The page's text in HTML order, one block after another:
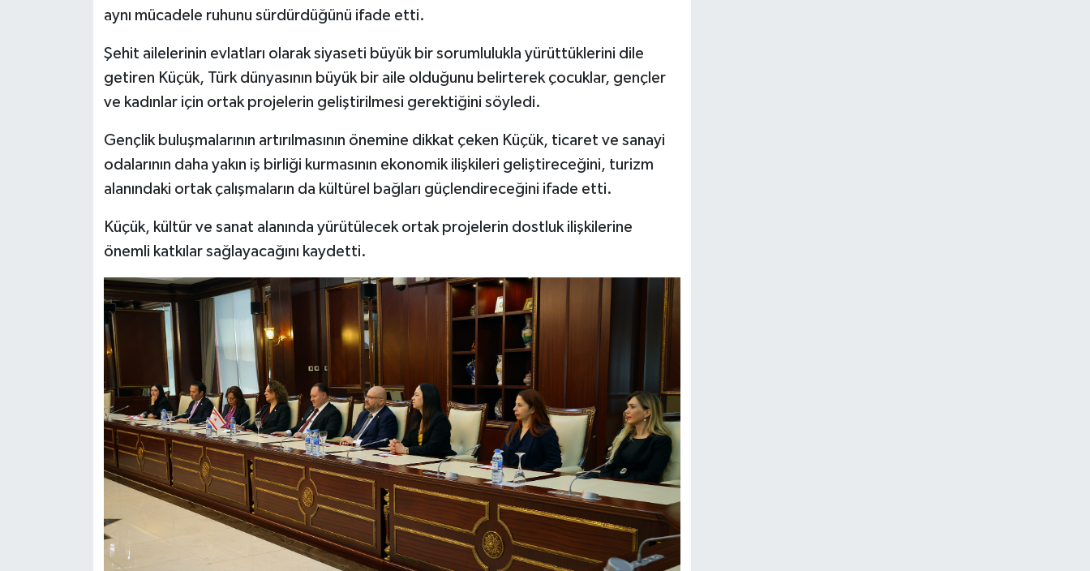
aynı mücadele ruhunu sürdürdüğünü ifade etti.
Şehit ailelerinin evlatları olarak siyaseti büyük bir sorumlulukla yürüttüklerini dile
getiren Küçük, Türk dünyasının büyük bir aile olduğunu belirterek çocuklar, gençler
ve kadınlar için ortak projelerin geliştirilmesi gerektiğini söyledi.
Gençlik buluşmalarının artırılmasının önemine dikkat çeken Küçük, ticaret ve sanayi
odalarının daha yakın iş birliği kurmasının ekonomik ilişkileri geliştireceğini, turizm
alanındaki ortak çalışmaların da kültürel bağları güçlendireceğini ifade etti.
Küçük, kültür ve sanat alanında yürütülecek ortak projelerin dostluk ilişkilerine
önemli katkılar sağlayacağını kaydetti.